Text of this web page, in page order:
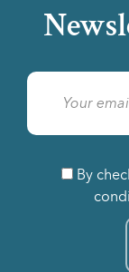
By